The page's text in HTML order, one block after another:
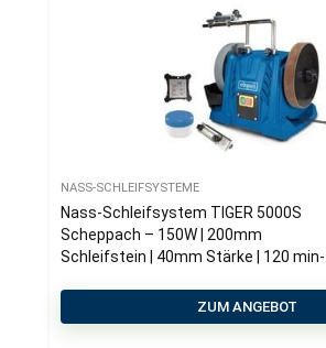
NASS-SCHLEIFSYSTEME
Nass-Schleifsystem TIGER 5000S
Scheppach – 150W | 200mm
Schleifstein | 40mm Stärke | 120 min-1
ZUM ANGEBOT